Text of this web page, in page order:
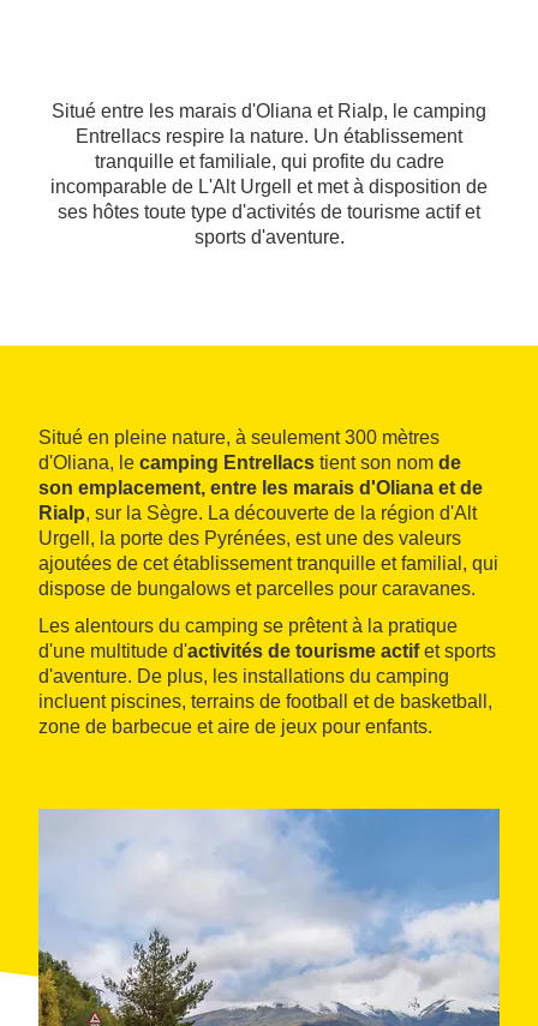
Situé entre les marais d'Oliana et Rialp, le camping
Entrellacs respire la nature. Un établissement
tranquille et familiale, qui profite du cadre
incomparable de L'Alt Urgell et met à disposition de
ses hôtes toute type d'activités de tourisme actif et
sports d'aventure.
Situé en pleine nature, à seulement 300 mètres
d'Oliana, le camping Entrellacs tient son nom de
son emplacement, entre les marais d'Oliana et de
Rialp, sur la Sègre. La découverte de la région d'Alt
Urgell, la porte des Pyrénées, est une des valeurs
ajoutées de cet établissement tranquille et familial, qui
dispose de bungalows et parcelles pour caravanes.
Les alentours du camping se prêtent à la pratique
d'une multitude d'activités de tourisme actifet sports
d'aventure. De plus, les installations du camping
incluent piscines, terrains de football et de basketball,
zone de barbecue et aire de jeux pour enfants.